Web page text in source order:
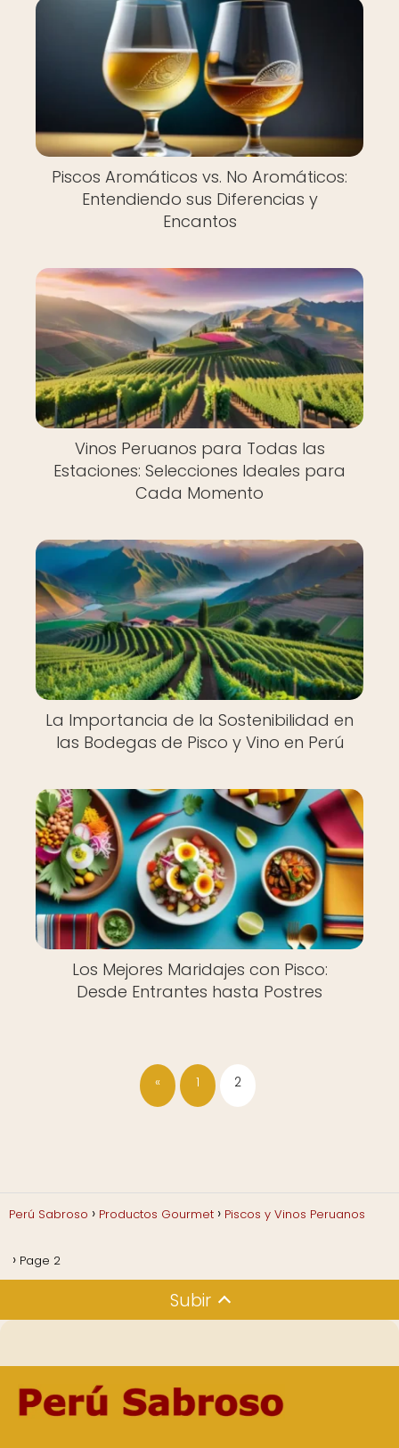
Piscos Aromáticos vs. No Aromáticos:
Entendiendo sus Diferencias y
Encantos
Vinos Peruanos para Todas las
Estaciones: Selecciones Ideales para
Cada Momento
La Importancia de la Sostenibilidad en
las Bodegas de Pisco y Vino en Perú
Los Mejores Maridajes con Pisco:
Desde Entrantes hasta Postres
« 1 2
Perú Sabroso Productos Gourmet Piscos y Vinos Peruanos
Page 2
Subir